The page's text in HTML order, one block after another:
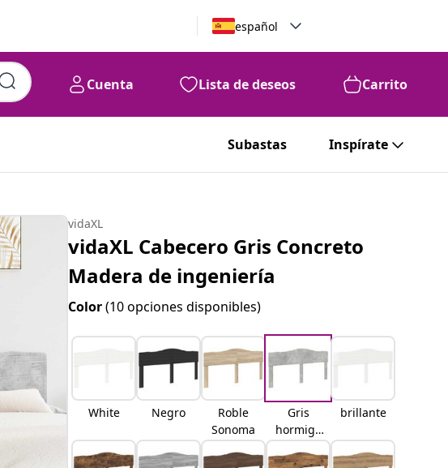
español
Cuenta Lista de deseos Carrito
Subastas Inspírate
vidaXL
vidaXL Cabecero Gris Concreto
Madera de ingeniería
Color(10 opciones disponibles)
White Negro
Roble
Sonoma
Gris
hormigó
n
brillante